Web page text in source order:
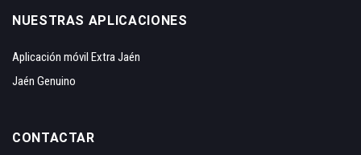
NUESTRAS APLICACIONES
Aplicación móvil Extra Jaén
Jaén Genuino
CONTACTAR